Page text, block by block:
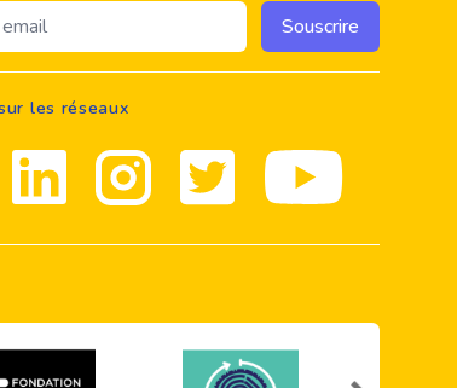
Souscrire
les réseaux
Linkedin Instagram Twitter youtube